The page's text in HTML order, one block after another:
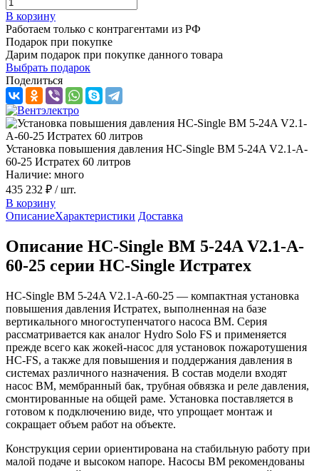
В корзину
Работаем только с контрагентами из РФ
Подарок при покупке
Дарим подарок при покупке данного товара
Выбрать подарок
Поделиться
Установка повышения давления HC-Single BM 5-24A V2.1-A-
60-25 Истратех 60 литров
Наличие: много
435 232 ₽ / шт.
В корзину
ОписаниеХарактеристики Доставка
Описание HC-Single BM 5-24A V2.1-A-
60-25 серии HC-Single Истратех
HC-Single BM 5-24A V2.1-A-60-25 — компактная установка
повышения давления Истратех, выполненная на базе
вертикального многоступенчатого насоса BM. Серия
рассматривается как аналог Hydro Solo FS и применяется
прежде всего как жокей-насос для установок пожаротушения
HC-FS, а также для повышения и поддержания давления в
системах различного назначения. В состав модели входят
насос BM, мембранный бак, трубная обвязка и реле давления,
смонтированные на общей раме. Установка поставляется в
готовом к подключению виде, что упрощает монтаж и
сокращает объем работ на объекте.
Конструкция серии ориентирована на стабильную работу при
малой подаче и высоком напоре. Насосы BM рекомендованы